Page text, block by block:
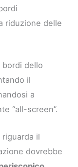
riduzione delle
dello
il
a
“all-screen”.
il
dovrebbe